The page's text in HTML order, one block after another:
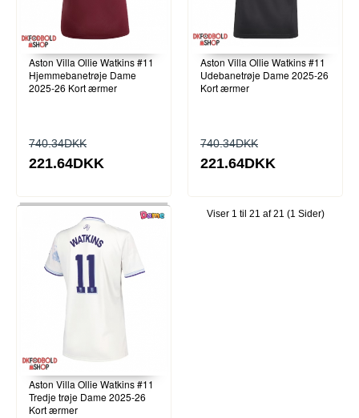
Aston Villa Ollie Watkins #11
Hjemmebanetrøje Dame
2025-26 Kort ærmer
740.34DKK
221.64DKK
Aston Villa Ollie Watkins #11
Udebanetrøje Dame 2025-26
Kort ærmer
740.34DKK
221.64DKK
Aston Villa Ollie Watkins #11
Tredje trøje Dame 2025-26
Kort ærmer
Viser 1 til 21 af 21 (1 Sider)